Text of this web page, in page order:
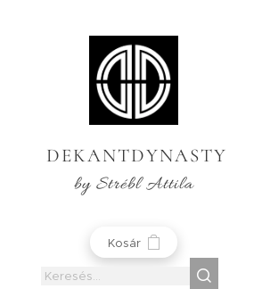
DEKANTDYNASTY
by Strébl Attila
Kosár